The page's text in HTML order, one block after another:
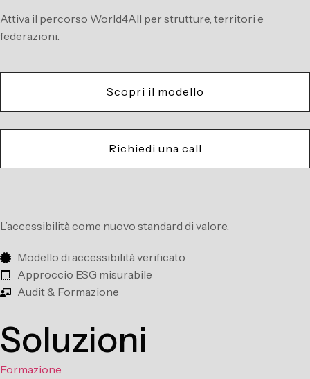
Attiva il percorso World4All per strutture, territori e
federazioni.
Scopri il modello
Richiedi una call
L’accessibilità come nuovo standard di valore.
Modello di accessibilità verificato
Approccio ESG misurabile
Audit & Formazione
Soluzioni
Formazione